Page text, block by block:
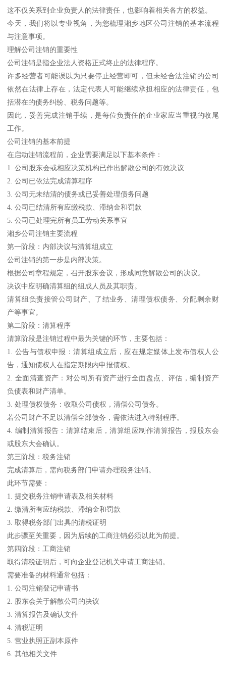
这不仅关系到企业负责人的法律责任，也影响着相关各方的权益。
今天，我们将以专业视角，为您梳理湘乡地区公司注销的基本流程
与注意事项。
理解公司注销的重要性
公司注销是指企业法人资格正式终止的法律程序。
许多经营者可能误以为只要停止经营即可，但未经合法注销的公司
依然在法律上存在，法定代表人可能继续承担相应的法律责任，包
括潜在的债务纠纷、税务问题等。
因此，妥善完成注销手续，是每位负责任的企业家应当重视的收尾
工作。
公司注销的基本前提
在启动注销流程前，企业需要满足以下基本条件：
1. 公司股东会或相应决策机构已作出解散公司的有效决议
2. 公司已依法完成清算程序
3. 公司无未结清的债务或已妥善处理债务问题
4. 公司已结清所有应缴税款、滞纳金和罚款
5. 公司已处理完所有员工劳动关系事宜
湘乡公司注销主要流程
第一阶段：内部决议与清算组成立
公司注销的第一步是内部决策。
根据公司章程规定，召开股东会议，形成同意解散公司的决议。
决议中应明确清算组的组成人员及其职责。
清算组负责接管公司财产、了结业务、清理债权债务、分配剩余财
产等事宜。
第二阶段：清算程序
清算阶段是注销过程中最为关键的环节，主要包括：
1. 公告与债权申报：清算组成立后，应在规定媒体上发布债权人公
告，通知债权人在指定期限内申报债权。
2. 全面清查资产：对公司所有资产进行全面盘点、评估，编制资产
负债表和财产清单。
3. 处理债权债务：收取公司债权，清偿公司债务。
若公司财产不足以清偿全部债务，需依法进入特别程序。
4. 编制清算报告：清算结束后，清算组应制作清算报告，报股东会
或股东大会确认。
第三阶段：税务注销
完成清算后，需向税务部门申请办理税务注销。
此环节需要：
1. 提交税务注销申请表及相关材料
2. 缴清所有应纳税款、滞纳金和罚款
3. 取得税务部门出具的清税证明
此步骤至关重要，因为后续的工商注销必须以此为前提。
第四阶段：工商注销
取得清税证明后，可向企业登记机关申请工商注销。
需要准备的材料通常包括：
1. 公司注销登记申请书
2. 股东会关于解散公司的决议
3. 清算报告及确认文件
4. 清税证明
5. 营业执照正副本原件
6. 其他相关文件